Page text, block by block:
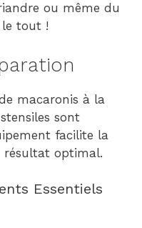
ou même du
tout !
macaronis à la
sont
facilite la
optimal.
Essentiels